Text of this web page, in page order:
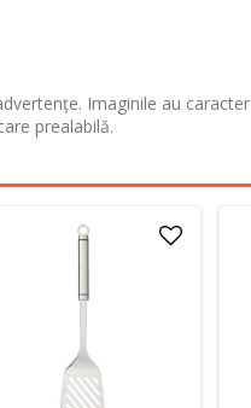
Imaginile au caracter
prealabilă.